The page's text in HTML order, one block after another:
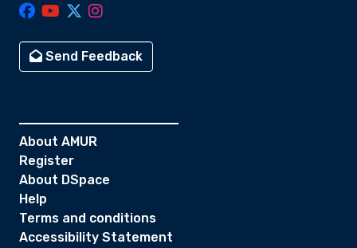
Send Feedback
About AMUR
Register
About DSpace
Help
Terms and conditions
Accessibility Statement